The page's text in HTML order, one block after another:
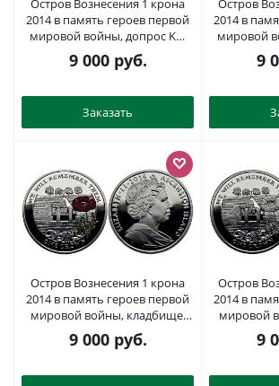
Остров Вознесения 1 крона
2014 в память героев первой
мировой войны, допрос KM
NEW серебро PROOF 1071-3-43
9 000руб.
Заказать
Остров
2014 в
мировой
NEW
9
Остров Вознесения 1 крона
2014 в память героев первой
мировой войны, кладбище,
красный мак KM NEW
серебро, эмаль PROOF 1071-2-
9 000руб.
Остров
2014 в
мировой
KM NEW9